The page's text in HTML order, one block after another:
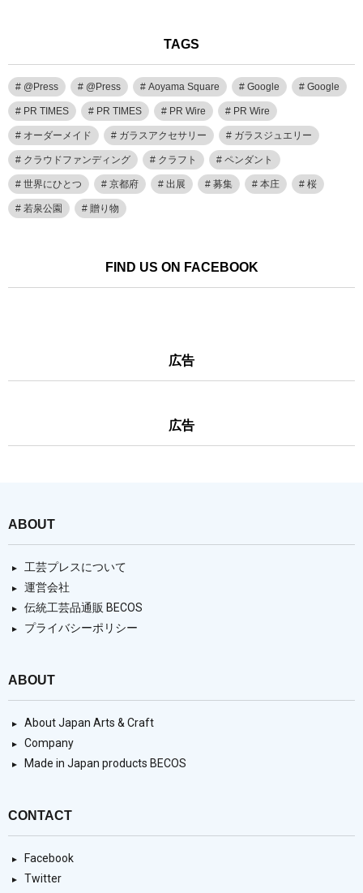
TAGS
@Press @Press Aoyama Square Google Google
PR TIMES PR TIMES PR Wire PR Wire
オーダーメイド ガラスアクセサリー ガラスジュエリー
クラウドファンディング クラフト ペンダント
世界にひとつ 京都府 出展 募集 本庄 桜
若泉公園 贈り物
FIND US ON FACEBOOK
広告
広告
ABOUT
工芸プレスについて
運営会社
伝統工芸品通販 BECOS
プライバシーポリシー
ABOUT
About Japan Arts & Craft
Company
Made in Japan products BECOS
CONTACT
Facebook
Twitter